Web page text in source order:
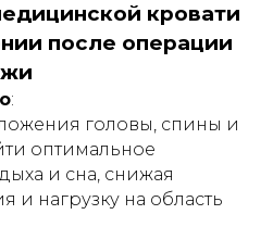
кровати
после операции
:
головы, спины и
оптимальное
и сна, снижая
нагрузку на область
носит